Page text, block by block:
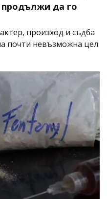
продължи да го
произход и съдба
почти невъзможна цел